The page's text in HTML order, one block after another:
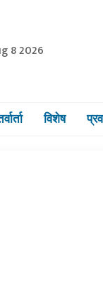
8 2026
विशेष